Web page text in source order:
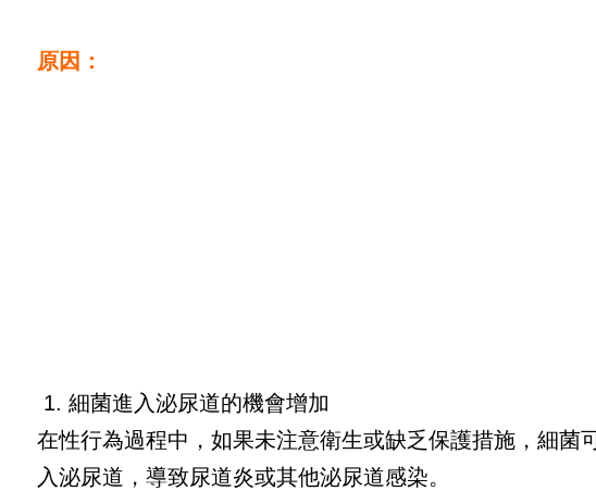
原因：
1. 細菌進入泌尿道的機會增加
在性行為過程中，如果未注意衛生或缺乏保護措施，細菌
入泌尿道，導致尿道炎或其他泌尿道感染。